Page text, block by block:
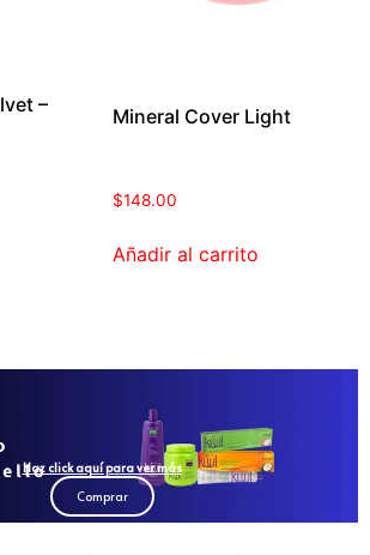
–
Mineral Cover Light
$148.00
Añadir al carrito
Haz click aquí para ver más
Comprar